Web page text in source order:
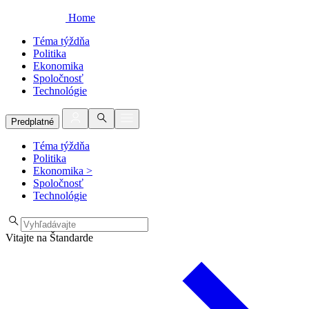
Home
Téma týždňa
Politika
Ekonomika
Spoločnosť
Technológie
Predplatné
Téma týždňa
Politika
Ekonomika >
Spoločnosť
Technológie
Vitajte na Štandarde